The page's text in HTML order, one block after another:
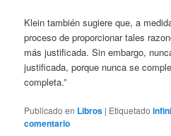
Klein también sugiere que, a
proceso de proporcionar tales
más justificada. Sin embargo,
justificada, porque nunca se
completa.”
Publicado en Libros | Etiquetado
comentario